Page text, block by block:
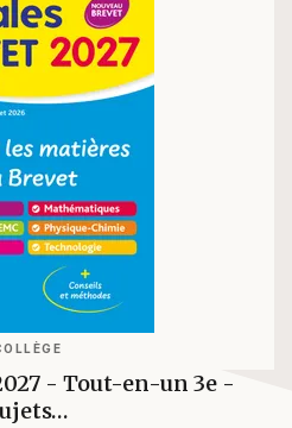
- Tout-en-un 3e -